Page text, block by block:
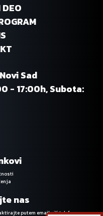
Sad
- 17:00h, Subota:
nas
putem emaila ili telefona.